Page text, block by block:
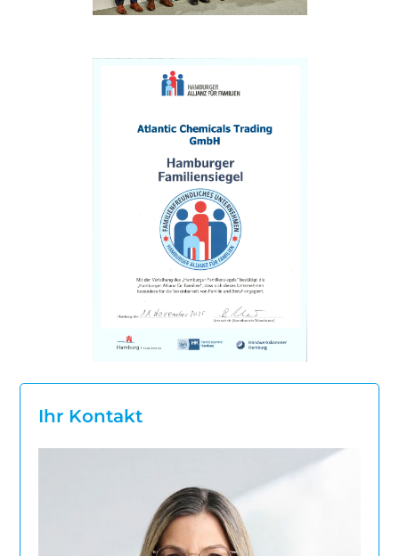
Ihr Kontakt